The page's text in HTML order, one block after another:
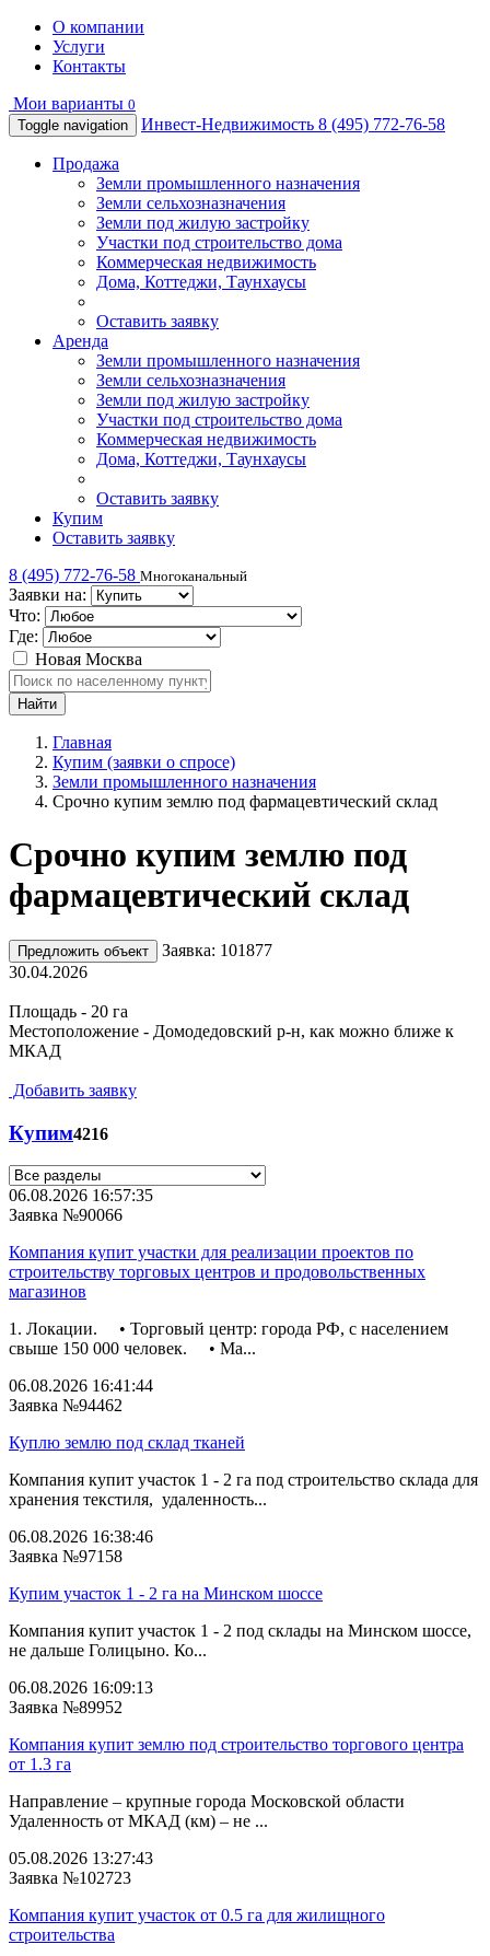
О компании
Услуги
Контакты
Мои варианты 0
Toggle navigation
Инвест-Недвижимость 8 (495) 772-76-58
Продажа
Земли промышленного назначения
Земли сельхозназначения
Земли под жилую застройку
Участки под строительство дома
Коммерческая недвижимость
Дома, Коттеджи, Таунхаусы
Оставить заявку
Аренда
Земли промышленного назначения
Земли сельхозназначения
Земли под жилую застройку
Участки под строительство дома
Коммерческая недвижимость
Дома, Коттеджи, Таунхаусы
Оставить заявку
Купим
Оставить заявку
8 (495) 772-76-58 Многоканальный
Заявки на:
Что:
Где:
Новая Москва
Главная
Купим (заявки о спросе)
Земли промышленного назначения
Срочно купим землю под фармацевтический склад
Срочно купим землю под
фармацевтический склад
Предложить объект
Заявка: 101877
30.04.2026
Площадь - 20 га
Местоположение - Домодедовский р-н, как можно ближе к
МКАД
Добавить заявку
Купим4216
06.08.2026 16:57:35
Заявка №90066
Компания купит участки для реализации проектов по
строительству торговых центров и продовольственных
магазинов
1. Локации. • Торговый центр: города РФ, с населением
свыше 150 000 человек. • Ма...
06.08.2026 16:41:44
Заявка №94462
Куплю землю под склад тканей
Компания купит участок 1 - 2 га под строительство склада для
хранения текстиля, удаленность...
06.08.2026 16:38:46
Заявка №97158
Купим участок 1 - 2 га на Минском шоссе
Компания купит участок 1 - 2 под склады на Минском шоссе,
не дальше Голицыно. Ко...
06.08.2026 16:09:13
Заявка №89952
Компания купит землю под строительство торгового центра
от 1.3 га
Направление – крупные города Московской области
Удаленность от МКАД (км) – не ...
05.08.2026 13:27:43
Заявка №102723
Компания купит участок от 0.5 га для жилищного
строительства